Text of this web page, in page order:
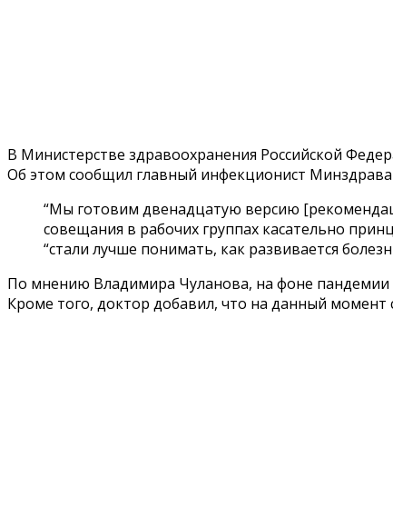
В Министерстве здравоохранения Российской
Об этом сообщил главный инфекционист
“Мы готовим двенадцатую версию
совещания в рабочих группах касательно
“стали лучше понимать, как развивается
По мнению Владимира Чуланова, на фоне пандемии
Кроме того, доктор добавил, что на данный